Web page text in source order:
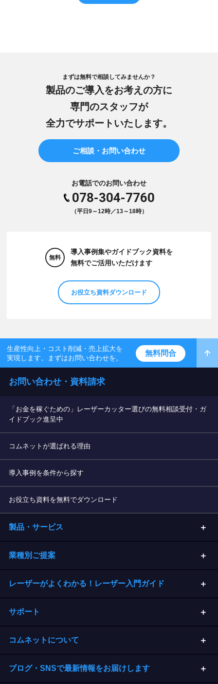
まずは無料で相談してみませんか？
製品のご導入をお考えの方に
専門のスタッフが
全力でサポートいたします。
ご相談・お問い合わせ
お電話でのお問い合わせ
078-304-7760
（平日9～12時／13～18時）
無料
導入事例集やガイドブック資料を
無料でご活用いただけます
お役立ち資料ダウンロード
生産性向上・コスト削減・売上拡大を
実現します。まずはお問い合わせを。
無料問合
お問い合わせ・資料請求
「お金を稼ぐための」レーザーカッター選びの無料相談受付・ガ
イドブック進呈中
コムネットが選ばれる理由
導入事例を条件から探す
お役立ち資料を無料でダウンロード
製品・サービス
業種別ご提案
レーザーがよくわかる！レーザー入門ガイド
サポート
コムネットについて
ブログ・SNSで最新情報をお届けします